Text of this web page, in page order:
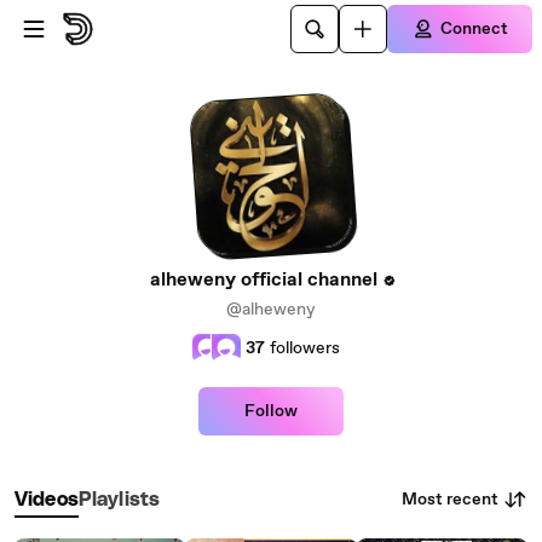
Skip to main content
Connect
alheweny official channel
@alheweny
37 followers
Follow
VideosPlaylists Most recent